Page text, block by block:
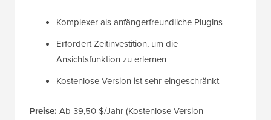
Komplexer als anfängerfreundliche Plugins
Erfordert Zeitinvestition, um die
Ansichtsfunktion zu erlernen
Kostenlose Version ist sehr eingeschränkt
Preise: Ab 39,50 $/Jahr (Kostenlose Version